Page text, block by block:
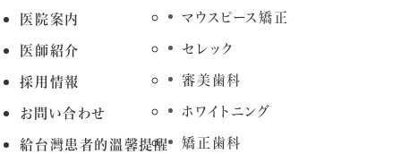
医院案内
医師紹介
採用情報
お問い合わせ
給台灣患者的溫馨提醒
マウスピース矯正
セレック
審美歯科
ホワイトニング
矯正歯科